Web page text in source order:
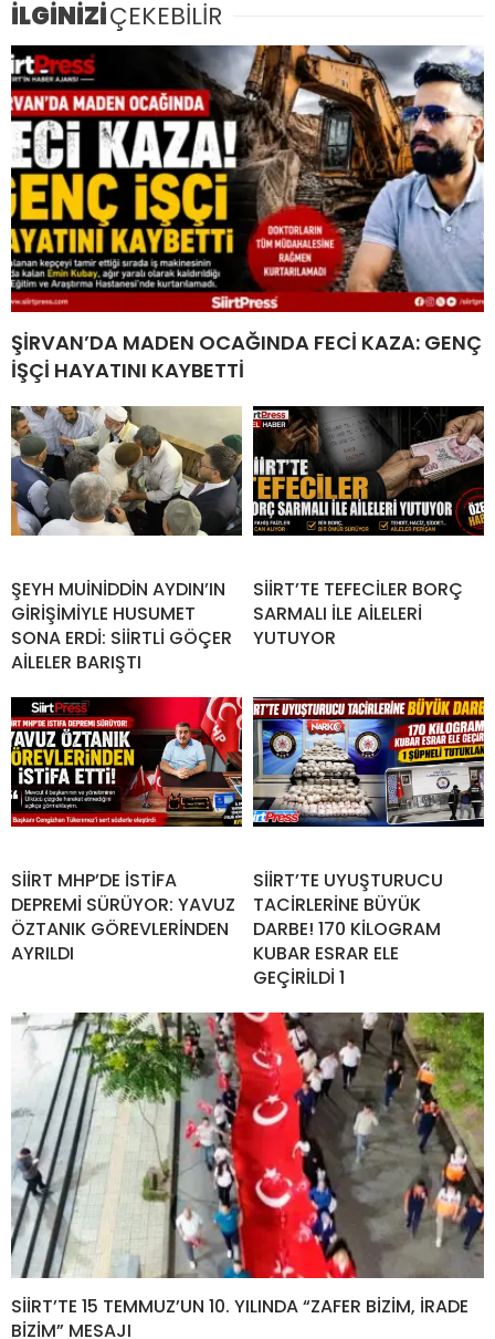
İLGİNİZİÇEKEBİLİR
ŞİRVAN’DA MADEN OCAĞINDA FECİ KAZA: GENÇ
İŞÇİ HAYATINI KAYBETTİ
ŞEYH MUİNİDDİN AYDIN’IN
GİRİŞİMİYLE HUSUMET
SONA ERDİ: SİİRTLİ GÖÇER
AİLELER BARIŞTI
SİİRT’TE TEFECİLER BORÇ
SARMALI İLE AİLELERİ
YUTUYOR
SİİRT MHP’DE İSTİFA
DEPREMİ SÜRÜYOR: YAVUZ
ÖZTANIK GÖREVLERİNDEN
AYRILDI
SİİRT’TE UYUŞTURUCU
TACİRLERİNE BÜYÜK
DARBE! 170 KİLOGRAM
KUBAR ESRAR ELE
GEÇİRİLDİ 1
SİİRT’TE 15 TEMMUZ’UN 10. YILINDA “ZAFER BİZİM, İRADE
BİZİM” MESAJI